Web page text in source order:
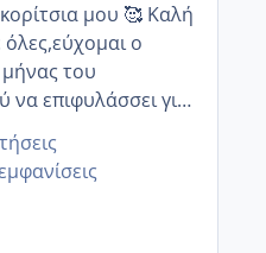
μου 🥰 Καλή
όλες,εύχομαι ο
μήνας του
να επιφυλάσσει για
πιο όμορφη
@Melikara86
@Zenia z